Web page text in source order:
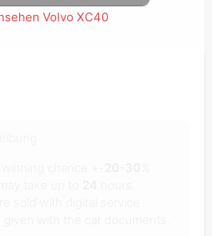
Volvo XC40